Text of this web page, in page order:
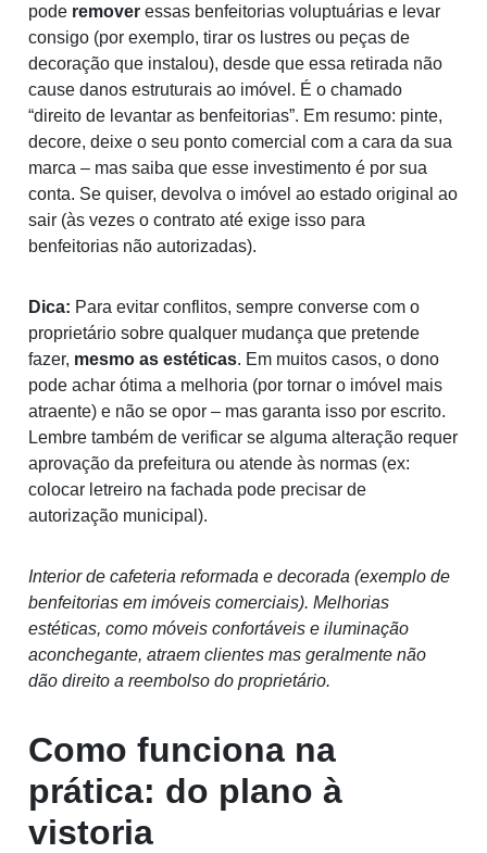
pode remover essas benfeitorias voluptuárias e levar
consigo (por exemplo, tirar os lustres ou peças de
decoração que instalou), desde que essa retirada não
cause danos estruturais ao imóvel. É o chamado
“direito de levantar as benfeitorias”. Em resumo: pinte,
decore, deixe o seu ponto comercial com a cara da sua
marca – mas saiba que esse investimento é por sua
conta. Se quiser, devolva o imóvel ao estado original ao
sair (às vezes o contrato até exige isso para
benfeitorias não autorizadas).
Dica: Para evitar conflitos, sempre converse com o
proprietário sobre qualquer mudança que pretende
fazer, mesmo as estéticas. Em muitos casos, o dono
pode achar ótima a melhoria (por tornar o imóvel mais
atraente) e não se opor – mas garanta isso por escrito.
Lembre também de verificar se alguma alteração requer
aprovação da prefeitura ou atende às normas (ex:
colocar letreiro na fachada pode precisar de
autorização municipal).
Interior de cafeteria reformada e decorada (exemplo de
benfeitorias em imóveis comerciais). Melhorias
estéticas, como móveis confortáveis e iluminação
aconchegante, atraem clientes mas geralmente não
dão direito a reembolso do proprietário.
Como funciona na
prática: do plano à
vistoria